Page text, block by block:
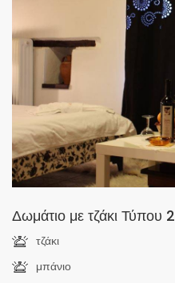
Δωμάτιο με τζάκι Τύπου 2
τζάκι
μπάνιο